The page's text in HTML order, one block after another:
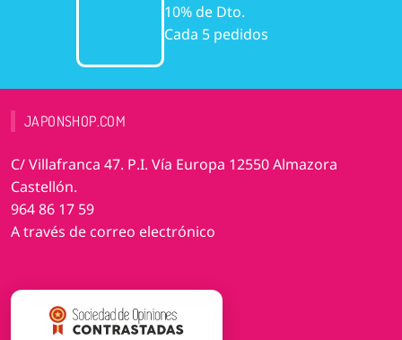
10% de Dto.
Cada 5 pedidos
JAPONSHOP.COM
C/ Villafranca 47. P.I. Vía Europa 12550 Almazora
Castellón.
964 86 17 59
A través de correo electrónico